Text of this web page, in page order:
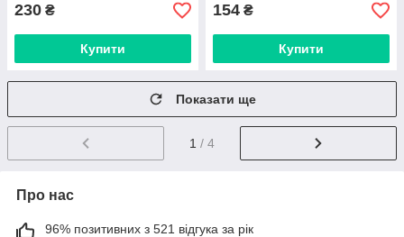
230 ₴
Купити
154 ₴
Купити
Показати ще
1 / 4
Про нас
96% позитивних з 521 відгука за рік